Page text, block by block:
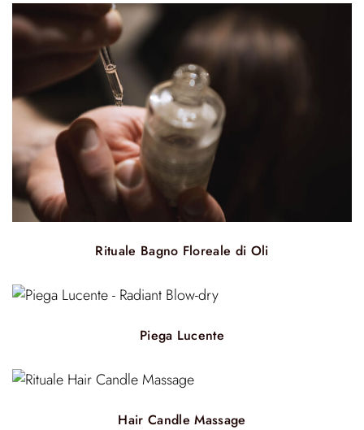
Rituale Bagno Floreale di Oli
Piega Lucente
Hair Candle Massage